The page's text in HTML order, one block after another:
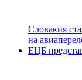
Словакия
на
ЕЦБ